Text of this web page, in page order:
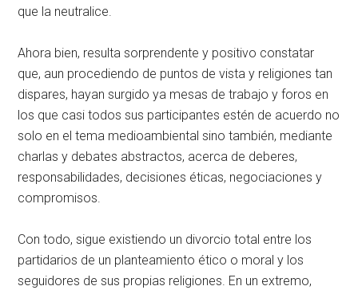
que la neutralice.
Ahora bien, resulta sorprendente y positivo constatar
que, aun procediendo de puntos de vista y religiones tan
dispares, hayan surgido ya mesas de trabajo y foros en
los que casi todos sus participantes estén de acuerdo no
solo en el tema medioambiental sino también, mediante
charlas y debates abstractos, acerca de deberes,
responsabilidades, decisiones éticas, negociaciones y
compromisos.
Con todo, sigue existiendo un divorcio total entre los
partidarios de un planteamiento ético o moral y los
seguidores de sus propias religiones. En un extremo,